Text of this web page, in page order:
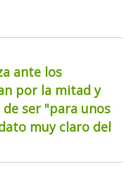
ante los
por la mitad y
ser "para unos
muy claro del